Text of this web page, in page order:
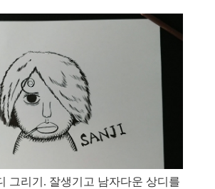
그리기. 잘생기고 남자다운 상디를